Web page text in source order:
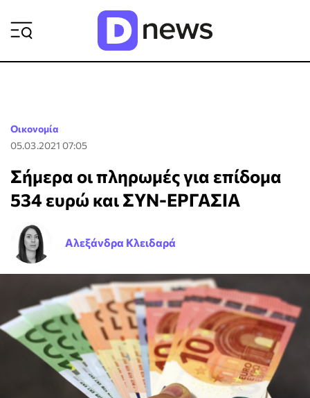
Οικονομία
05.03.2021 07:05
Σήμερα οι πληρωμές για επίδομα
534 ευρώ και ΣΥΝ-ΕΡΓΑΣΙΑ
Αλεξάνδρα Κλειδαρά